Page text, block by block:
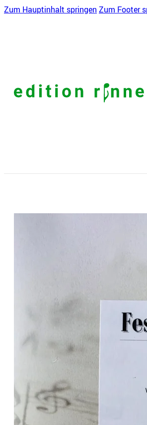
Zum Hauptinhalt springen Zum Footer